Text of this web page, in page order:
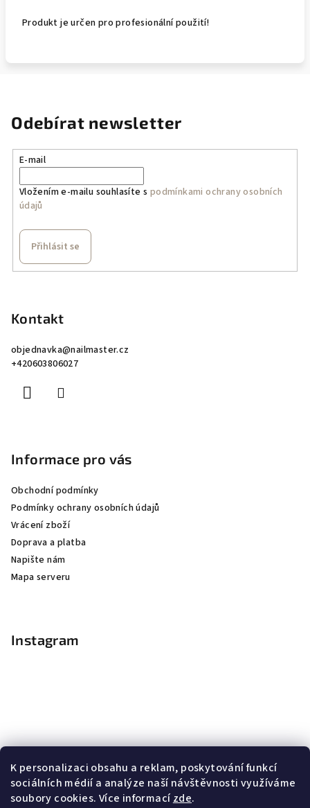
K personalizaci obsahu a reklam, poskytování funkcí
sociálních médií a analýze naší návštěvnosti využíváme
soubory cookies. Více informacízde.
Produkt je určen pro profesionální použití!
Odebírat newsletter
E-mail
Vložením e-mailu souhlasíte s podmínkami ochrany osobních
údajů
Přihlásit se
Kontakt
objednavka@nailmaster.cz
+420603806027
Informace pro vás
Obchodní podmínky
Podmínky ochrany osobních údajů
Vrácení zboží
Doprava a platba
Napište nám
Mapa serveru
Instagram